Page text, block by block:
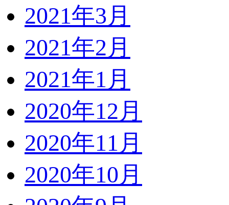
2021年3月
2021年2月
2021年1月
2020年12月
2020年11月
2020年10月